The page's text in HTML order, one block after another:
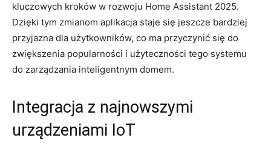
kluczowych kroków w rozwoju Home Assistant⁢ 2025.⁢
Dzięki ⁣tym zmianom aplikacja ⁣staje się jeszcze ⁢bardziej ​
przyjazna dla użytkowników, co ma⁢ przyczynić się do
zwiększenia popularności i⁣ użyteczności tego systemu
⁤do zarządzania inteligentnym‍ domem.
Integracja ‍z najnowszymi​
urządzeniami IoT